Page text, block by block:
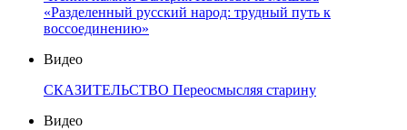
«Разделенный русский народ: трудный путь к
воссоединению»
Видео
СКАЗИТЕЛЬСТВО Переосмысляя старину
Видео